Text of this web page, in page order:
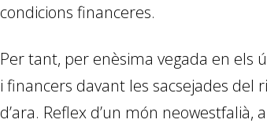
condicions financeres.
Per tant, per enèsima vegada en els
i financers davant les sacsejades
d’ara. Reflex d’un món